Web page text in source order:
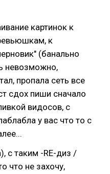
картинок к
к
(банально
невозможно,
пропала сеть все
сдох пиши сначало
видосов, с
у вас что то с
с таким -RE-диз /
что не захочу,